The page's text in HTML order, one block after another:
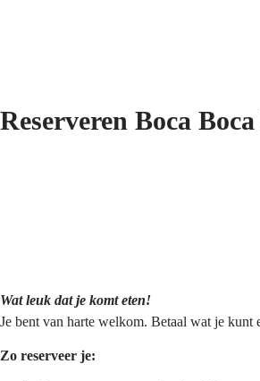
Reserveren Boca
Wat leuk dat je komt eten!
Je bent van harte welkom. Betaal wat je kunt
Zo reserveer je: